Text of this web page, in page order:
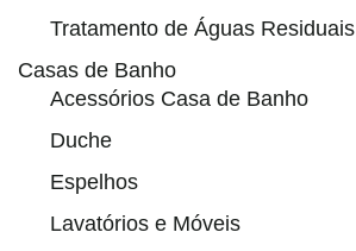
Tratamento de Águas Residuais
Casas de Banho
Acessórios Casa de Banho
Duche
Espelhos
Lavatórios e Móveis